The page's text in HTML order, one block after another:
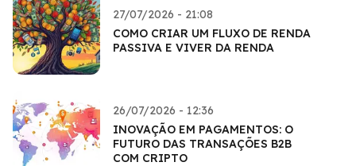
27/07/2026 - 21:08
COMO CRIAR UM FLUXO DE RENDA
PASSIVA E VIVER DA RENDA
26/07/2026 - 12:36
INOVAÇÃO EM PAGAMENTOS: O
FUTURO DAS TRANSAÇÕES B2B
COM CRIPTO